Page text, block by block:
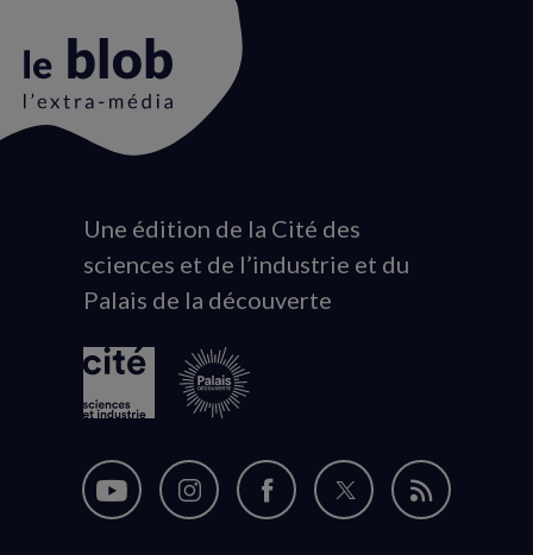
Animation
du
logo
Une édition de la Cité des
sciences et de l’industrie et du
Palais de la découverte
Nous
Nous
Nous
Nous
Flux